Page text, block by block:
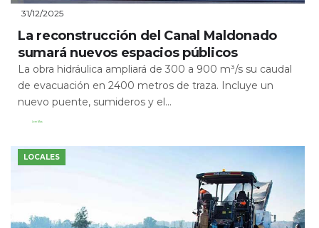
31/12/2025
La reconstrucción del Canal Maldonado
sumará nuevos espacios públicos
La obra hidráulica ampliará de 300 a 900 m³/s su caudal
de evacuación en 2400 metros de traza. Incluye un
nuevo puente, sumideros y el...
Leer Más
LOCALES